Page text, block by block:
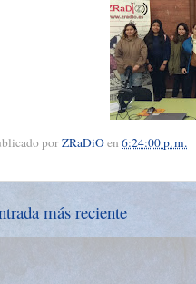
porZRaDiOen 6:24:00 p. m.
más reciente